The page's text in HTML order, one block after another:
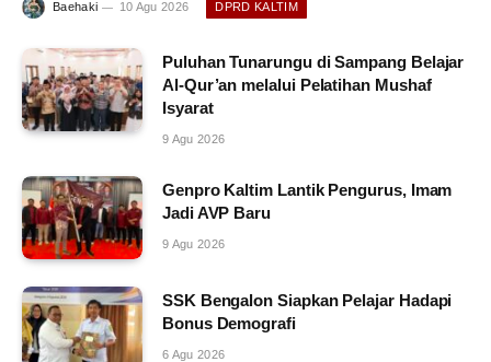
Baehaki 10 Agu 2026 DPRD KALTIM
Puluhan Tunarungu di Sampang Belajar
Al-Qur’an melalui Pelatihan Mushaf
Isyarat
9 Agu 2026
Genpro Kaltim Lantik Pengurus, Imam
Jadi AVP Baru
9 Agu 2026
SSK Bengalon Siapkan Pelajar Hadapi
Bonus Demografi
6 Agu 2026